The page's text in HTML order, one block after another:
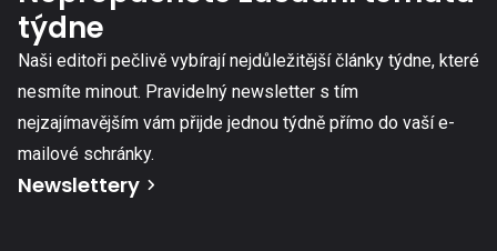
týdne
Naši editoři pečlivě vybírají nejdůležitější články týdne, které
nesmíte minout. Pravidelný newsletter s tím
nejzajímavějším vám přijde jednou týdně přímo do vaší e-
mailové schránky.
Newslettery